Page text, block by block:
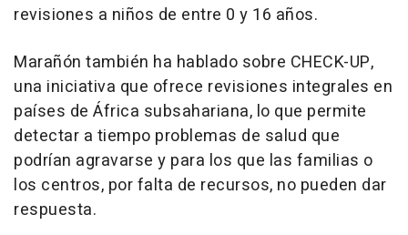
revisiones a niños de entre 0 y 16 años.
Marañón también ha hablado sobre CHECK-UP,
una iniciativa que ofrece revisiones integrales en
países de África subsahariana, lo que permite
detectar a tiempo problemas de salud que
podrían agravarse y para los que las familias o
los centros, por falta de recursos, no pueden dar
respuesta.